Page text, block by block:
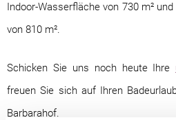
Indoor-Wasserfläche von 730 m²
von 810 m².
Schicken Sie uns noch heute Ihre
freuen Sie sich auf Ihren
Barbarahof.